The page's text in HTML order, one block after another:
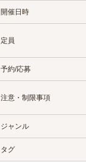
開催日時
定員
予約/応募
注意・制限事項
ジャンル
タグ